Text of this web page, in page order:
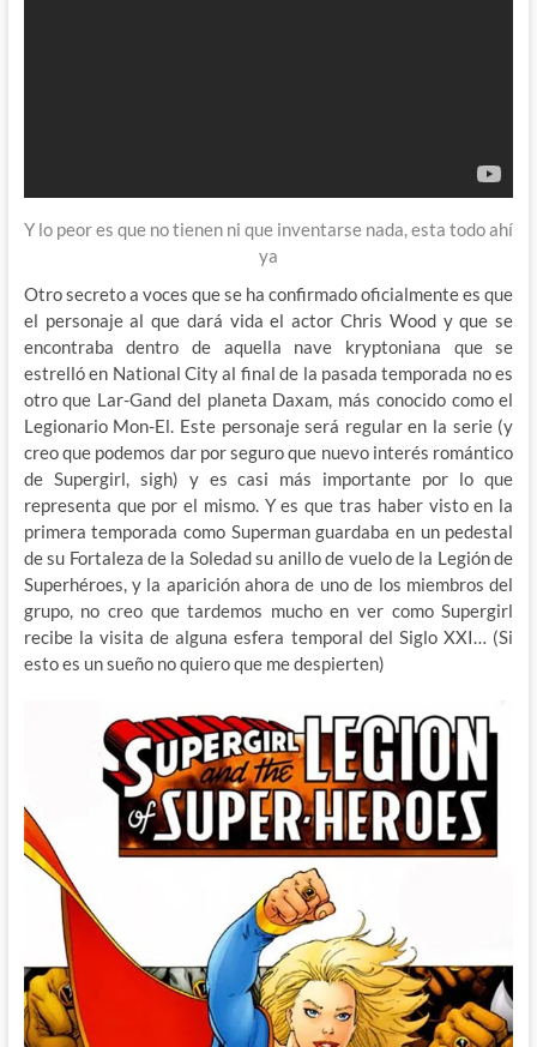
Y lo peor es que no tienen ni que inventarse nada, esta todo ahí
ya
Otro secreto a voces que se ha confirmado oficialmente es que
el personaje al que dará vida el actor Chris Wood y que se
encontraba dentro de aquella nave kryptoniana que se
estrelló en National City al final de la pasada temporada no es
otro que Lar-Gand del planeta Daxam, más conocido como el
Legionario Mon-El. Este personaje será regular en la serie (y
creo que podemos dar por seguro que nuevo interés romántico
de Supergirl, sigh) y es casi más importante por lo que
representa que por el mismo. Y es que tras haber visto en la
primera temporada como Superman guardaba en un pedestal
de su Fortaleza de la Soledad su anillo de vuelo de la Legión de
Superhéroes, y la aparición ahora de uno de los miembros del
grupo, no creo que tardemos mucho en ver como Supergirl
recibe la visita de alguna esfera temporal del Siglo XXI… (Si
esto es un sueño no quiero que me despierten)